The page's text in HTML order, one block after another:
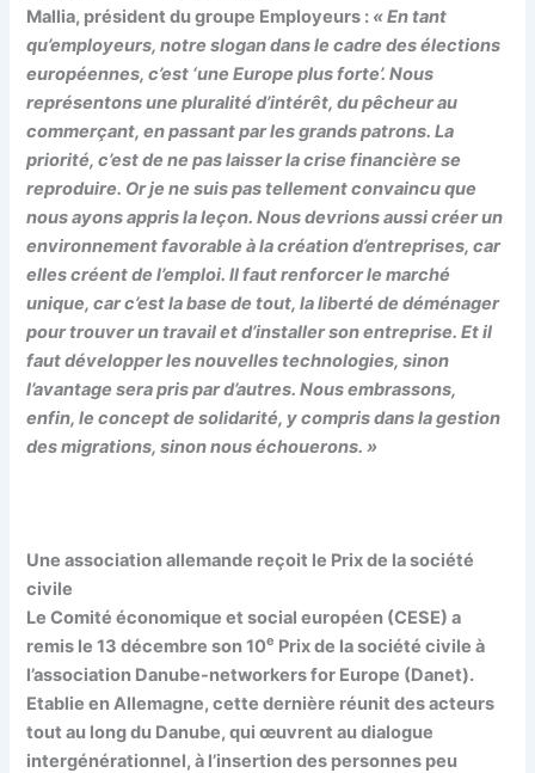
Mallia, président du groupe Employeurs : « En tant
qu’employeurs, notre slogan dans le cadre des élections
européennes, c’est ‘une Europe plus forte’. Nous
représentons une pluralité d’intérêt, du pêcheur au
commerçant, en passant par les grands patrons. La
priorité, c’est de ne pas laisser la crise financière se
reproduire. Or je ne suis pas tellement convaincu que
nous ayons appris la leçon. Nous devrions aussi créer un
environnement favorable à la création d’entreprises, car
elles créent de l’emploi. Il faut renforcer le marché
unique, car c’est la base de tout, la liberté de déménager
pour trouver un travail et d’installer son entreprise. Et il
faut développer les nouvelles technologies, sinon
l’avantage sera pris par d’autres. Nous embrassons,
enfin, le concept de solidarité, y compris dans la gestion
des migrations, sinon nous échouerons. »
Une association allemande reçoit le Prix de la société
civile
Le Comité économique et social européen (CESE) a
remis le 13 décembre son 10e Prix de la société civile à
l’association Danube-networkers for Europe (Danet).
Etablie en Allemagne, cette dernière réunit des acteurs
tout au long du Danube, qui œuvrent au dialogue
intergénérationnel, à l’insertion des personnes peu